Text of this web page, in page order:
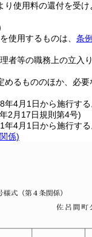
り使用料の還付を受
使用するものは、 条例
者等の職務上の立入
めるもののほか、必要
年4月1日から施行する
2月17日規則第4号)
年4月1日から施行する
係)